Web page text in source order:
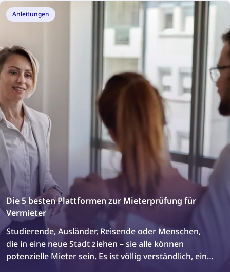
Anleitungen
Die 5 besten Plattformen zur Mieterprüfung für
Vermieter
Studierende, Ausländer, Reisende oder Menschen,
die in eine neue Stadt ziehen – sie alle können
potenzielle Mieter sein. Es ist völlig verständlich, eine